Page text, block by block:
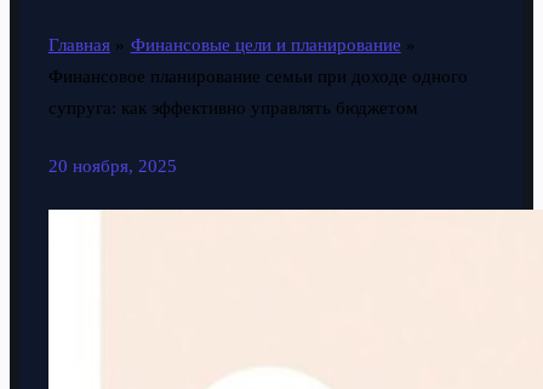
Главная
Финансовые цели и планирование
Финансовое планирование семьи при доходе одного
супруга: как эффективно управлять бюджетом
20 ноября, 2025